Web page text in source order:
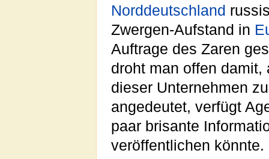
Norddeutschland
Zwergen-Aufstand in
Auftrage des Zaren
droht man offen
dieser Unternehmen
angedeutet, verfügt
paar brisante
veröffentlichen könnte.